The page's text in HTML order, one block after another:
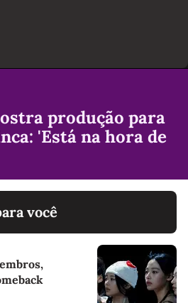
produção para
'Está na hora de
você